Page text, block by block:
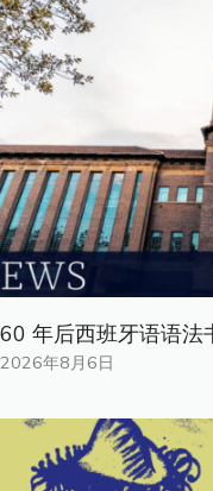
60 年后西班牙语语法
2026年8月6日